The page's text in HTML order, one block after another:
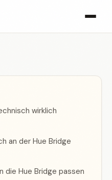
wirklich
an der Hue Bridge
die Hue Bridge passen